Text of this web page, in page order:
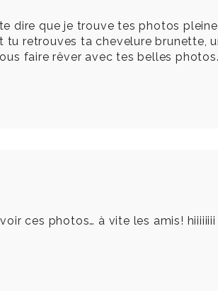
dire que je trouve tes photos
tu retrouves ta chevelure brunette,
faire rêver avec tes belles photos.
ces photos… à vite les amis! hiiiiiiii